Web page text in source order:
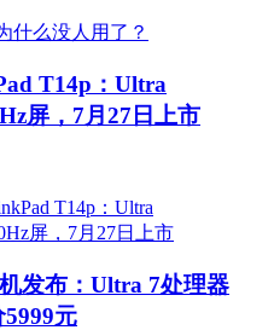
T14p：Ultra
屏，7月27日上市
发布：Ultra 7处理器
元